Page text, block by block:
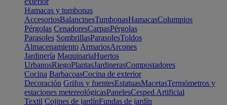
Hamacas y tumbonas
AccesoriosBalancinesTumbonasHamacasColumpios
Pérgolas CenadoresCarpasPérgolas
Parasoles SombrillasParasolesToldos
Almacenamiento ArmariosArcones
Jardinería MaquinariaHuertos
UrbanosRiegoPlantasJardinerasCompostadores
Cocina BarbacoasCocina de exterior
Decoración Grifos y fuentesEstatuasMacetasTermómetros y
estaciones metereológicasPanelesCesped Artificial
Textil Cojines de jardínFundas de jardín